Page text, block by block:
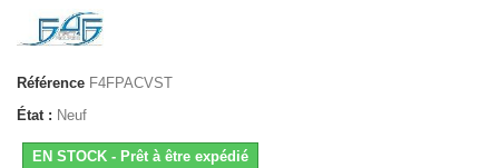
Référence F4FPACVST
État : Neuf
EN STOCK - Prêt à être expédié